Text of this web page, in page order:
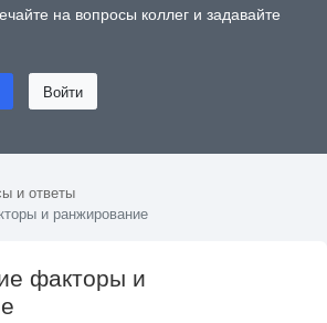
на вопросы коллег и задавайте
Войти
и ответы
и ранжирование
факторы и